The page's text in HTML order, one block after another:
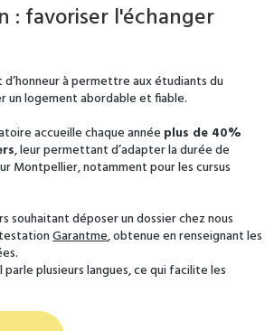
: favoriser l'échanger
à permettre aux étudiants du
un logement abordable et fiable.
accueille chaque année plus de 40%
, leur permettant d’adapter la durée de
Montpellier, notamment pour les cursus
souhaitant déposer un dossier chez nous
Garantme, obtenue en renseignant les
plusieurs langues, ce qui facilite les